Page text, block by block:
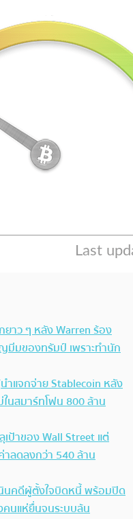
ยาว ๆ หลัง Warren ร้อง
มีมของทรัมป์ เพราะทำนัก
ำแจกจ่าย Stablecoin หลัง
ในสมาร์ทโฟน 800 ล้าน
เป้าของ Wall Street แต่
ลดลงกว่า 540 ล้าน
นคดีผู้ตั้งใจบิดหนี้ พร้อมปิด
นแห่ยื่นจนระบบล้น